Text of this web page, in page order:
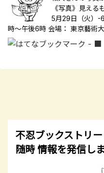
《写真》見え
5月29日（火）-
時〜午後6時 会場： 東京藝術
不忍ブックストリ
随時 情報を発信し